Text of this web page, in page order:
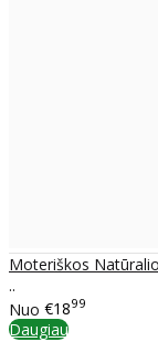
Moteriškos
..
Nuo €1899
Daugiau